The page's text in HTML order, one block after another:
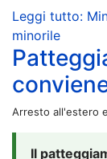
Leggi tutto:
minorile
Arresto all'estero
Il